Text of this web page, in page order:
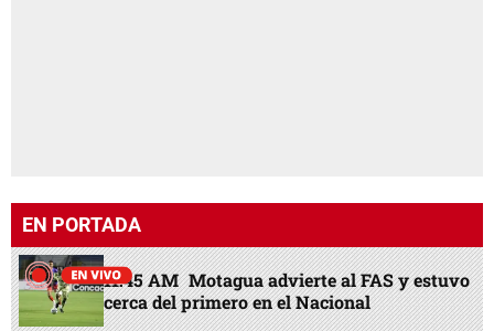
EN PORTADA
11:45 AM Motagua advierte al FAS y estuvo
cerca del primero en el Nacional